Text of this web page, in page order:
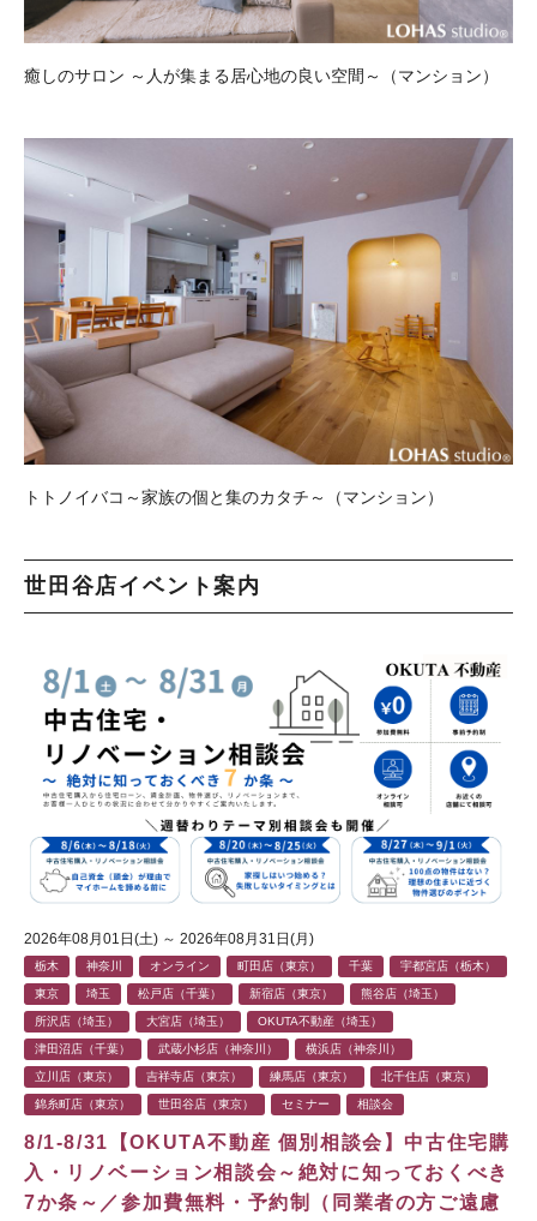
癒しのサロン ～人が集まる居心地の良い空間～（マンション）
トトノイバコ～家族の個と集のカタチ～（マンション）
世田谷店イベント案内
2026年08月01日(土) ～ 2026年08月31日(月)
栃木 神奈川 オンライン 町田店（東京） 千葉 宇都宮店（栃木）
東京 埼玉 松戸店（千葉） 新宿店（東京） 熊谷店（埼玉）
所沢店（埼玉） 大宮店（埼玉） OKUTA不動産（埼玉）
津田沼店（千葉） 武蔵小杉店（神奈川） 横浜店（神奈川）
立川店（東京） 吉祥寺店（東京） 練馬店（東京） 北千住店（東京）
錦糸町店（東京） 世田谷店（東京） セミナー 相談会
8/1-8/31【OKUTA不動産 個別相談会】中古住宅購
入・リノベーション相談会～絶対に知っておくべき
7か条～／参加費無料・予約制（同業者の方ご遠慮